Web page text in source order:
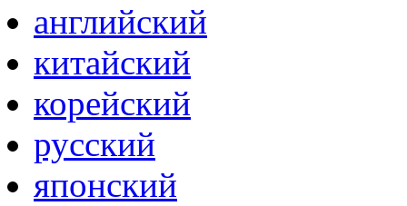
английский
китайский
корейский
русский
японский